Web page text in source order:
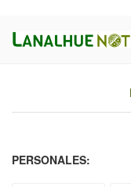
PERSONALES: